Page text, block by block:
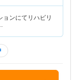
ョンにてリハビリ